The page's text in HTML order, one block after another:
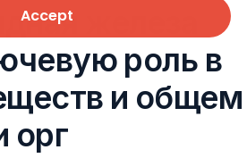
железа
роль в
и общем
орг
Accept